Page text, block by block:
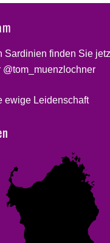
Sardinien finden Sie
@tom_muenzlochner
ewige Leidenschaft